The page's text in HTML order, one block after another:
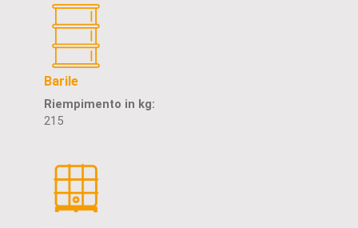
Barile
Riempimento in kg:
215